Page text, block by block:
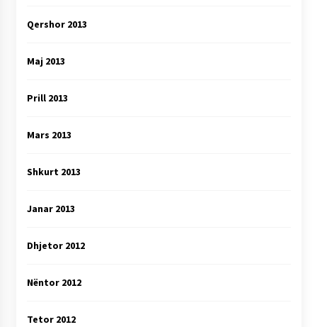
Qershor 2013
Maj 2013
Prill 2013
Mars 2013
Shkurt 2013
Janar 2013
Dhjetor 2012
Nëntor 2012
Tetor 2012